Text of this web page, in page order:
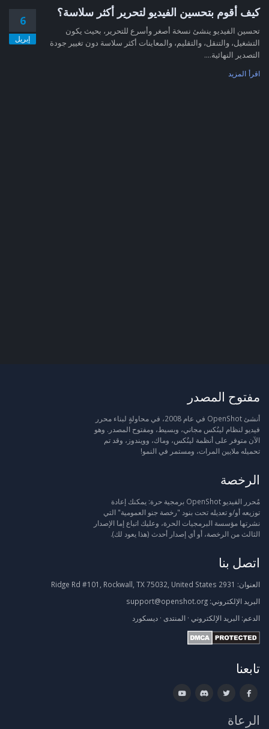
6
إبريل
كيف أقوم بتحسين الفيديو لتحرير أكثر سلاسة؟
تحسين الفيديو ينشئ نسخة أصغر وأسرع للتحرير، بحيث يكون
التشغيل، والتنقل، والتقليم، والمعاينات أكثر سلاسة دون تغيير جودة
التصدير النهائية....
اقرأ المزيد
مفتوح المصدر
أنشئ OpenShot في عام 2008، في محاولةٍ لبناء محرر
فيديو لنظام لينُكس مجاني، وبسيط، ومفتوح المصدر. وهو
الآن متوفر على أنظمة لينُكس، وماك، وويندوز، وقد تم
تحميله ملايين المرات، ومستمر في النمو!
الرخصة
مُحرر الفيديو OpenShot برمجية حرة: يمكنك إعادة
توزيعه أو/و تعديله تحت بنود "رخصة جنو العمومية" التي
نشرتها مؤسسة البرمجيات الحرة، وعليك اتباع إما الإصدار
الثالث من الرخصة، أو أي إصدار أحدث (هذا يعود لك).
اتصل بنا
العنوان:
البريد الإلكتروني: support@openshot.org
الدعم: البريد الإلكتروني · المنتدى · ديسكورد
تابعنا
الرعاة